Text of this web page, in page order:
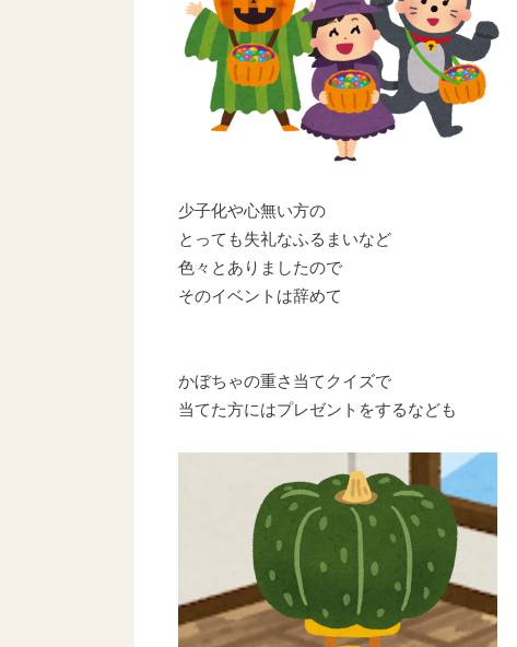
少子化や心無い方の
とっても失礼なふるまいなど
色々とありましたので
そのイベントは辞めて
かぼちゃの重さ当てクイズで
当てた方にはプレゼントをするなども